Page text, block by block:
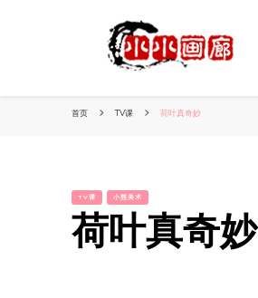
首页 TV课 荷叶真奇妙
TV课 小熊美术
荷叶真奇妙